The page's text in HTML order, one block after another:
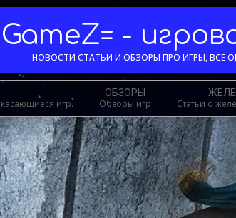
GameZ= -
НОВОСТИ СТАТЬИ И ОБЗОРЫ ПРО ИГРЫ, ВСЕ
игр.
ОБЗОРЫ
Обзоры игр Статьи о